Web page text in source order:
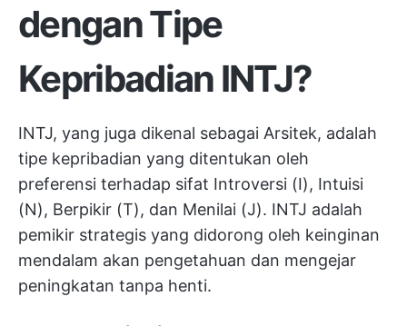
dengan Tipe
Kepribadian INTJ?
INTJ, yang juga dikenal sebagai Arsitek, adalah
tipe kepribadian yang ditentukan oleh
preferensi terhadap sifat Introversi (I), Intuisi
(N), Berpikir (T), dan Menilai (J). INTJ adalah
pemikir strategis yang didorong oleh keinginan
mendalam akan pengetahuan dan mengejar
peningkatan tanpa henti.